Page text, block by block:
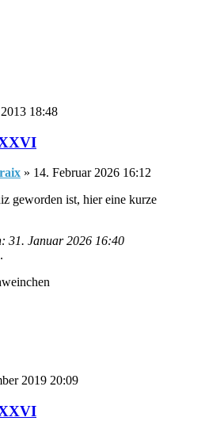
18:48
» 14. Februar 2026 16:12
geworden ist, hier eine kurze
31. Januar 2026 16:40
2019 20:09